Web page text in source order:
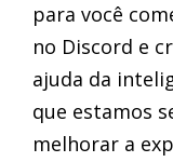
para você
no Discord e
ajuda da
que estamos
melhorar a